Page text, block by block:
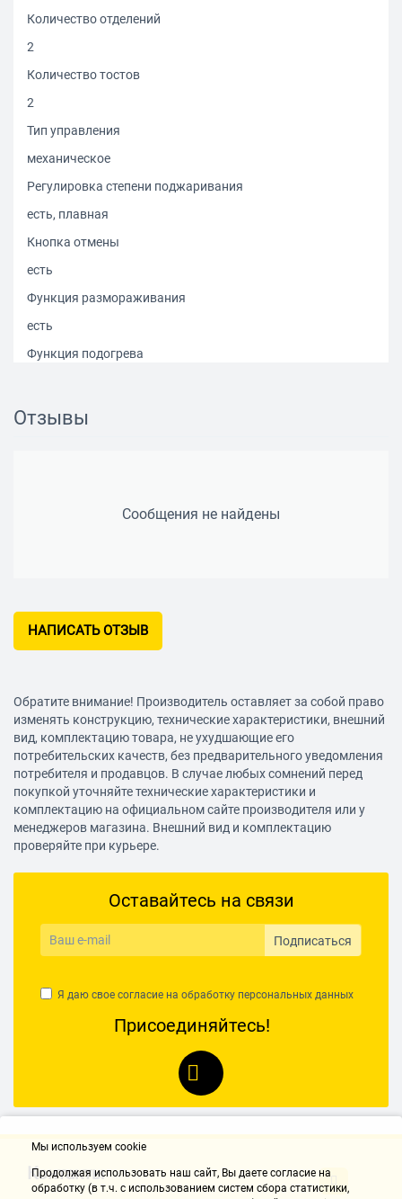
Количество отделений
2
Количество тостов
2
Тип управления
механическое
Регулировка степени поджаривания
есть, плавная
Кнопка отмены
есть
Функция размораживания
есть
Функция подогрева
поддон для крошек
Подсветка элементов управления
есть
Длина сетевого шнура
70 см
Габариты (ВхШхГ)
20 см
Дополнительная информация
Отзывы
Сообщения не найдены
НАПИСАТЬ ОТЗЫВ
Обратите внимание! Производитель оставляет за собой право
изменять конструкцию, технические характеристики, внешний
вид, комплектацию товара, не ухудшающие его
потребительских качеств, без предварительного уведомления
потребителя и продавцов. В случае любых сомнений перед
покупкой уточняйте технические характеристики и
комплектацию на официальном сайте производителя или у
менеджеров магазина. Внешний вид и комплектацию
проверяйте при курьере.
Оставайтесь на связи
Подписаться
Я даю свое согласие на обработку персональных данных
Присоединяйтесь!
Контакты
Мы используем cookie
Продолжая использовать наш cайт, Вы даете согласие на
обработку (в т.ч. с использованием систем сбора статистики,